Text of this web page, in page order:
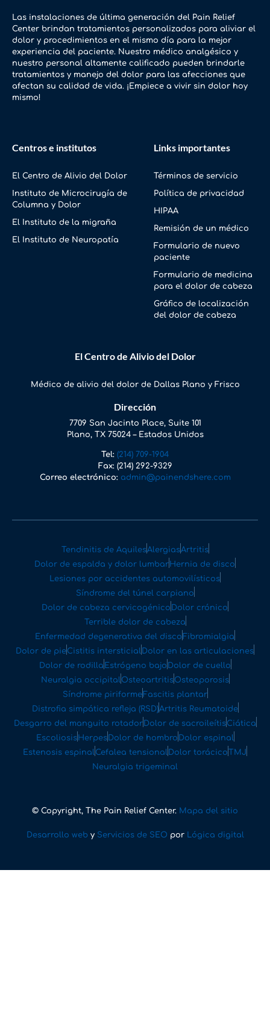
Las instalaciones de última generación del Pain Relief
Center brindan tratamientos personalizados para aliviar el
dolor y procedimientos en el mismo día para la mejor
experiencia del paciente. Nuestro médico analgésico y
nuestro personal altamente calificado pueden brindarle
tratamientos y manejo del dolor para las afecciones que
afectan su calidad de vida. ¡Empiece a vivir sin dolor hoy
mismo!
Centros e institutos
El Centro de Alivio del Dolor
Instituto de Microcirugía de
Columna y Dolor
El Instituto de la migraña
El Instituto de Neuropatía
Links importantes
Términos de servicio
Política de privacidad
HIPAA
Remisión de un médico
Formulario de nuevo
paciente
Formulario de medicina
para el dolor de cabeza
Gráfico de localización
del dolor de cabeza
El Centro de Alivio del Dolor
Médico de alivio del dolor de Dallas Plano y Frisco
Dirección
7709 San Jacinto Place, Suite 101
Plano, TX 75024 – Estados Unidos
Tel: (214) 709-1904
Fax:(214) 292-9329
Correo electrónico: admin@painendshere.com
Tendinitis de AquilesAlergiasArtritis
Dolor de espalda y dolor lumbar Hernia de disco
Lesiones por accidentes automovilísticos
Síndrome del túnel carpiano
Dolor de cabeza cervicogénico Dolor crónico
Terrible dolor de cabeza
Enfermedad degenerativa del disco Fibromialgia
Dolor de pieCistitis intersticial Dolor en las articulaciones
Dolor de rodilla Estrógeno bajo Dolor de cuello
Neuralgia occipitalOsteoartritisOsteoporosis
Síndrome piriformeFascitis plantar
Distrofia simpática refleja (RSD)Artritis Reumatoide
Desgarro del manguito rotador Dolor de sacroileítisCiática
Escoliosis Herpes Dolor de hombro Dolor espinal
Estenosis espinalCefalea tensional Dolor torácicoTMJ
Neuralgia trigeminal
© Copyright, The Pain Relief Center. Mapa del sitio
Desarrollo weby Servicios de SEO por Lógica digital